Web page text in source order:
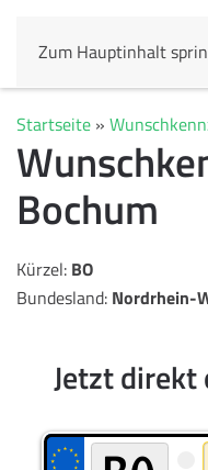
Zum Hauptinhalt
Startseite »
Bochum
Kürzel: BO
Bundesland: Nordrhein-
Jetzt direkt